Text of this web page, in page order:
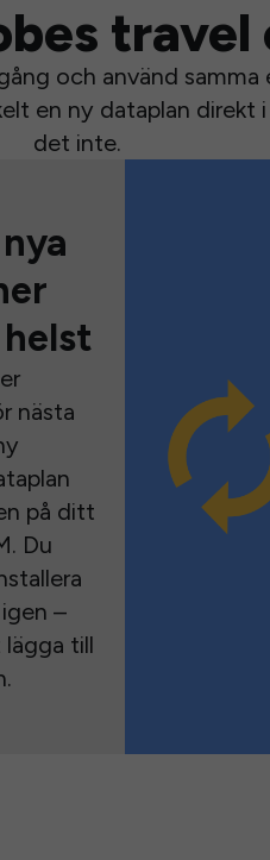
travel
och använd samma
en ny dataplan direkt
det inte.
nästa
på ditt
Du
–
till